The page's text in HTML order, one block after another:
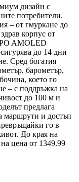
дизайн с
потребители.
– от гмуркане до
корпус от
AMOLED
до 14 дни
Сред богатия
барометър,
което го
– с поддръжка на
до 100 м и
предлага
маршрути и достъп
го в
До края на
цена от 1349.99